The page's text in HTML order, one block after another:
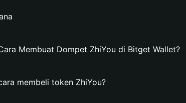
Membuat Dompet ZhiYou di Bitget Wallet?
membeli token ZhiYou?